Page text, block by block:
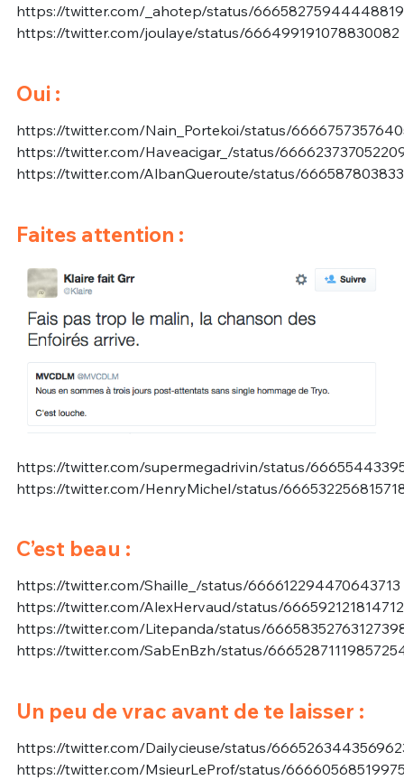
https://twitter.com/_ahotep/status/
https://twitter.com/joulaye/status/666499191078830082
Oui :
https://twitter.com/Nain_Portekoi/status/
https://twitter.com/Haveacigar_/status/
https://twitter.com/AlbanQueroute/status/
Faites attention :
https://twitter.com/supermegadrivin/status/
https://twitter.com/HenryMichel/status/
C’est beau :
https://twitter.com/Shaille_/status/666612294470643713
https://twitter.com/AlexHervaud/status/
https://twitter.com/Litepanda/status/
https://twitter.com/SabEnBzh/status/
Un peu de vrac avant de te laisser :
https://twitter.com/Dailycieuse/status/
https://twitter.com/MsieurLeProf/status/